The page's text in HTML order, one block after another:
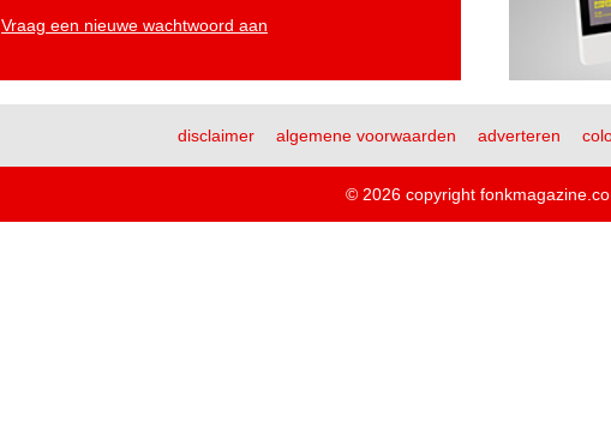
Vraag een nieuwe wachtwoord aan
disclaimer algemene voorwaarden adverteren
© 2026 copyright